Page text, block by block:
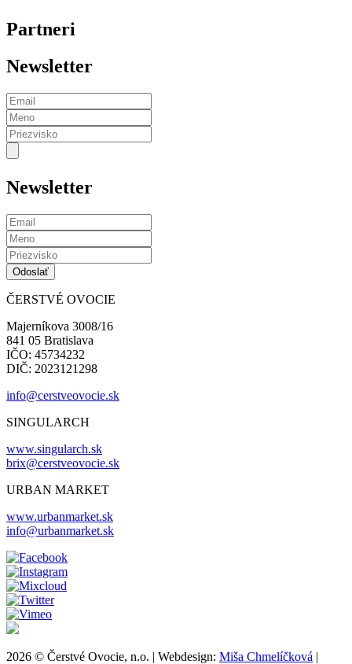
Partneri
Newsletter
Newsletter
ČERSTVÉ OVOCIE
Majerníkova 3008/16
841 05 Bratislava
IČO: 45734232
DIČ: 2023121298
info@cerstveovocie.sk
SINGULARCH
www.singularch.sk
brix@cerstveovocie.sk
URBAN MARKET
www.urbanmarket.sk
info@urbanmarket.sk
2026 © Čerstvé Ovocie, n.o. | Webdesign: Miša Chmelíčková |